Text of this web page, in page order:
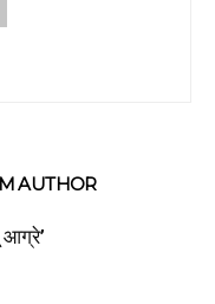
AUTHOR
आग्रे’